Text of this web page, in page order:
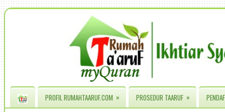
PROFIL RUMAHTAARUF.COM » PROSEDUR TAARUF »